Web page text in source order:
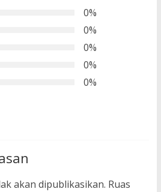
0%
0%
0%
0%
0%
akan dipublikasikan. Ruas